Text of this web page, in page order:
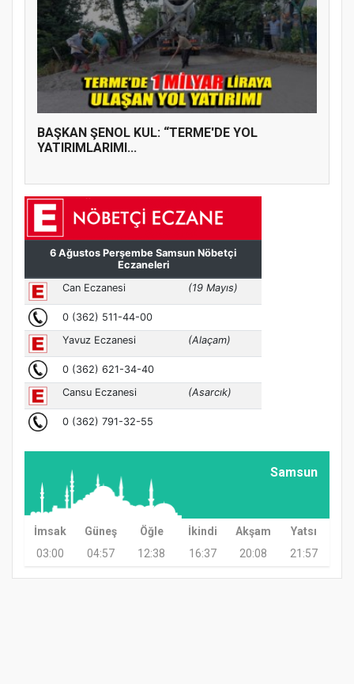
BAŞKAN ŞENOL KUL: “TERME'DE YOL
YATIRIMLARIMI...
Samsun
İmsak Güneş Öğle İkindi Akşam
Yatsı
03:00
04:57 12:38 16:37 20:08 21:57